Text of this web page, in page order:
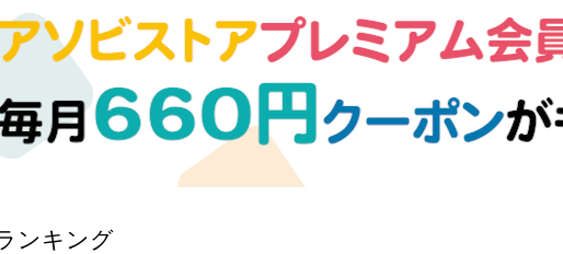
ボール
ンキング